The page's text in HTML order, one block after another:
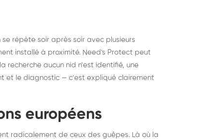
répète soir après soir avec plusieurs
installé à proximité. Need's Protect peut
recherche aucun nid n'est identifié, une
et le diagnostic — c'est expliqué clairement
européens
radicalement de ceux des guêpes. Là où la